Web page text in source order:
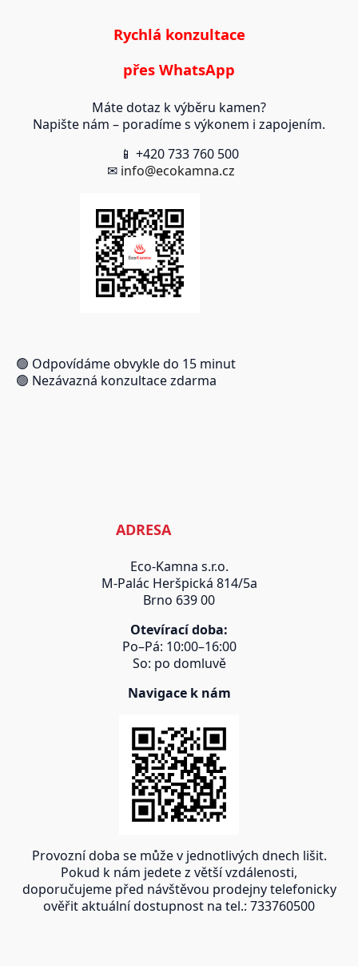
Rychlá konzultace
přes WhatsApp
Máte dotaz k výběru kamen?
Napište nám – poradíme s výkonem i zapojením.
📱 +420 733 760 500
✉ info@ecokamna.cz
🟢 Odpovídáme obvykle do 15 minut
🟢 Nezávazná konzultace zdarma
ADRESA
Eco-Kamna s.r.o.
M-Palác Heršpická 814/5a
Brno 639 00
Otevírací doba:
Po–Pá: 10:00–16:00
So: po domluvě
Navigace k nám
Provozní doba se může v jednotlivých dnech lišit.
Pokud k nám jedete z větší vzdálenosti,
doporučujeme před návštěvou prodejny telefonicky
ověřit aktuální dostupnost na tel.: 733760500